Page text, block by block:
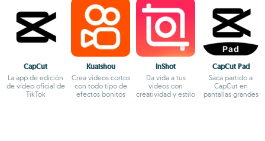
CapCut
La app de edición
de vídeo oficial de
TikTok
Kuaishou
Crea vídeos cortos
con todo tipo de
efectos bonitos
InShot
Da vida a tus
vídeos con
creatividad y estilo
CapCut Pad
Saca partido a
CapCut en
pantallas grandes